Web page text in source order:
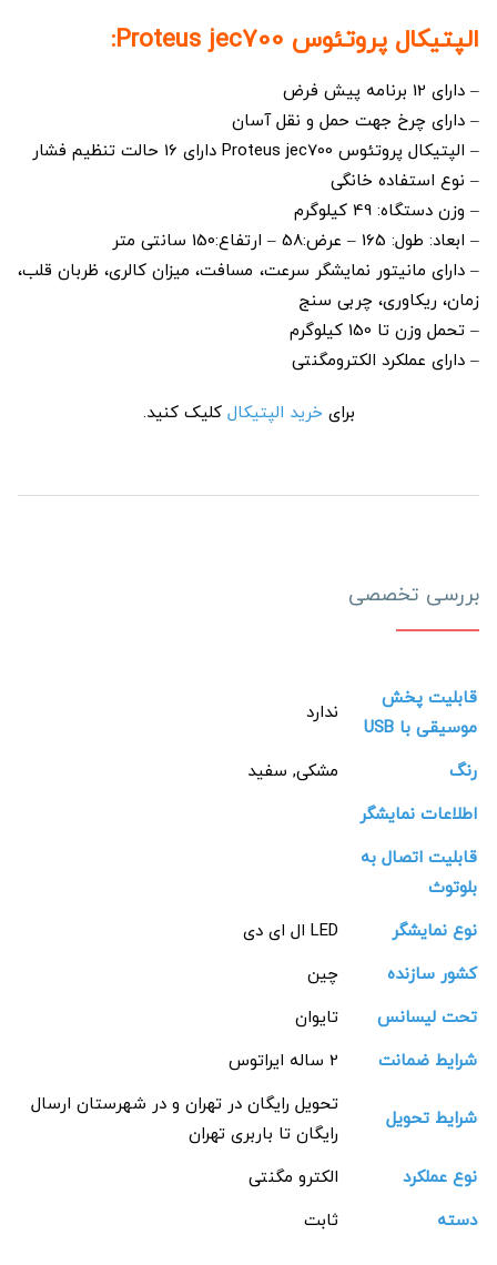
الپتیکال پروتئوس Proteus jec700:
– دارای 12 برنامه پیش فرض
– دارای چرخ جهت حمل و نقل آسان
– الپتیکال پروتئوس Proteus jec700 دارای 16 حالت تنظیم فشار
– نوع استفاده خانگی
– وزن دستگاه: 49 کیلوگرم
– ابعاد: طول: 165 – عرض:58 – ارتفاع:150 سانتی متر
– دارای مانیتور نمایشگر سرعت، مسافت، میزان کالری، ظربان قلب،
زمان، ریکاوری، چربی سنج
– تحمل وزن تا 150 کیلوگرم
– دارای عملکرد الکترومگنتی
برای خرید الپتیکال کلیک کنید.
بررسی تخصصی
قابلیت پخش
موسیقی با USB
ندارد
رنگ
مشکی, سفید
اطلاعات نمایشگر
قابلیت اتصال به
بلوتوث
نوع نمایشگر
LED ال ای دی
کشور سازنده
چین
تحت لیسانس
تایوان
شرایط ضمانت
2 ساله ایراتوس
شرایط تحویل
تحویل رایگان در تهران و در شهرستان ارسال
رایگان تا باربری تهران
نوع عملکرد
الکترو مگنتی
دسته
ثابت